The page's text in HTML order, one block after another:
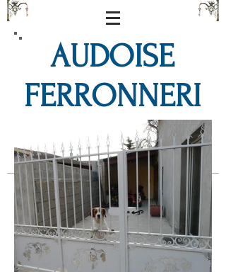
AUDOISE
FERRONNERI
E